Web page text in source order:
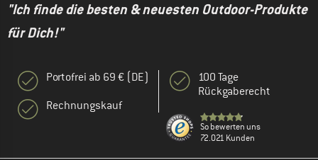
"Ich finde die besten & neuesten Outdoor-Produkte
für Dich!"
Portofrei ab 69 € (DE)
Rechnungskauf
100 Tage
Rückgaberecht
So bewerten uns
72.021 Kunden